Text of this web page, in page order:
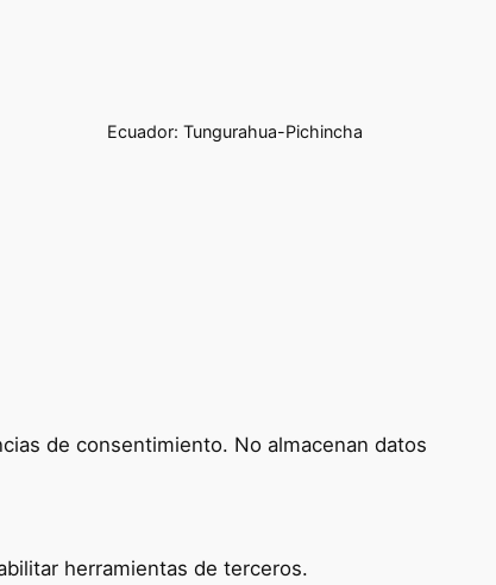
Ecuador: Tungurahua-Pichincha
de consentimiento. No almacenan datos
herramientas de terceros.